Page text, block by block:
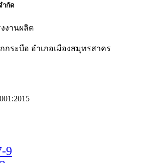
ำกัด
งานผลิต
กระบือ อำเภอเมืองสมุทรสาคร
9